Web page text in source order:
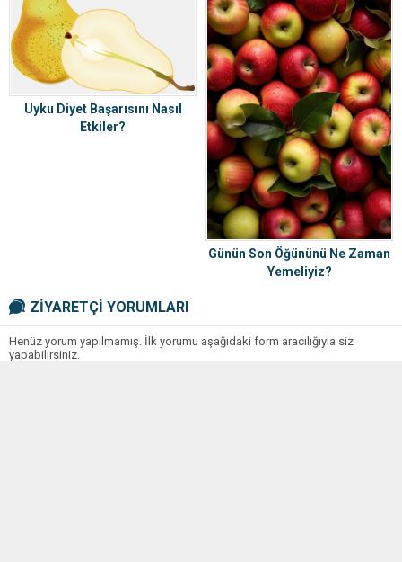
Uyku Diyet Başarısını Nasıl
Etkiler?
Günün Son Öğününü Ne Zaman
Yemeliyiz?
ZİYARETÇİ YORUMLARI
Henüz yorum yapılmamış. İlk yorumu aşağıdaki form aracılığıyla siz
yapabilirsiniz.